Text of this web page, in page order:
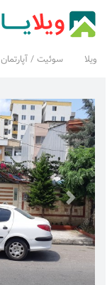
ویلا سوئیت / آپارتمان